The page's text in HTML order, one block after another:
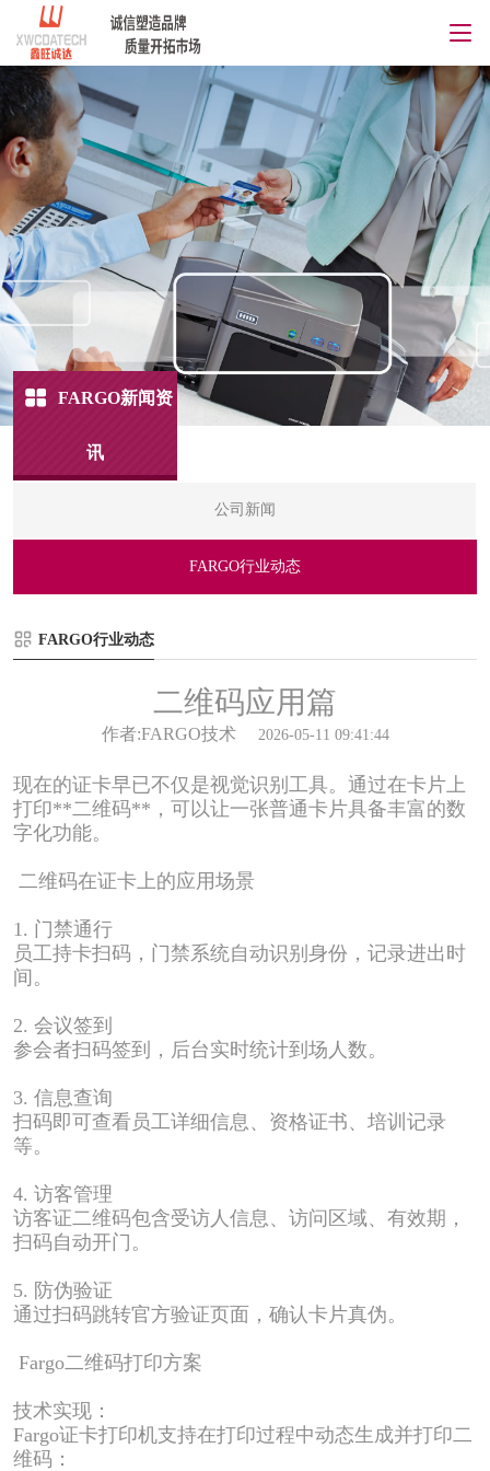
FARGO新闻资
讯
公司新闻
FARGO行业动态
FARGO行业动态
二维码应用篇
作者:FARGO技术 2026-05-11 09:41:44
现在的证卡早已不仅是视觉识别工具。通过在卡片上
打印**二维码** ，可以让一张普通卡片具备丰富的数
字化功能。
二维码在证卡上的应用场景
1. 门禁通行
员工持卡扫码，门禁系统自动识别身份，记录进出时
间。
2. 会议签到
参会者扫码签到，后台实时统计到场人数。
3. 信息查询
扫码即可查看员工详细信息、资格证书、培训记录
等。
4. 访客管理
访客证二维码包含受访人信息、访问区域、有效期，
扫码自动开门。
5. 防伪验证
通过扫码跳转官方验证页面，确认卡片真伪。
Fargo二维码打印方案
技术实现：
Fargo证卡打印机支持在打印过程中动态生成并打印二
维码：